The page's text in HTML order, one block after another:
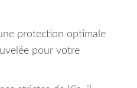
protection optimale
pour votre